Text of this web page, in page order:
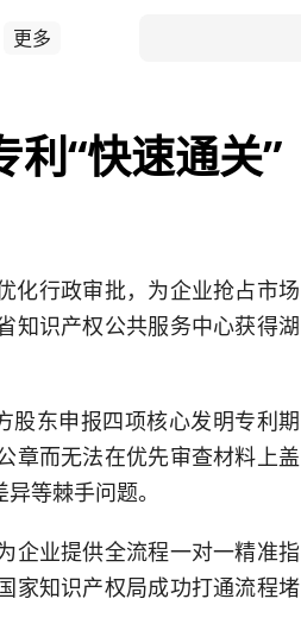
更多
“快速通关”
化行政审批，为企业抢占市场
知识产权公共服务中心获得湖
股东申报四项核心发明专利期
章而无法在优先审查材料上盖
等棘手问题。
企业提供全流程一对一精准指
家知识产权局成功打通流程堵